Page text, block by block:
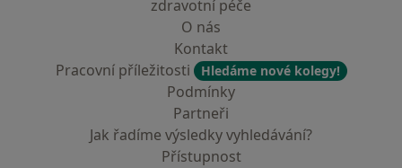
zdravotní péče
O nás
Kontakt
Pracovní příležitosti
Hledáme nové kolegy!
Podmínky
Partneři
Jak řadíme výsledky vyhledávání?
Přístupnost